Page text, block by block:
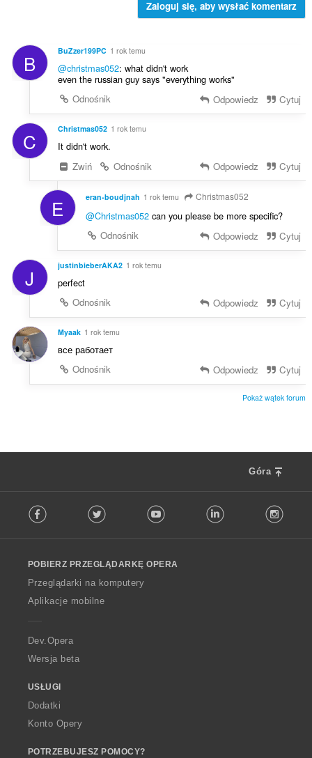
:a
c
e
n
:
Zaloguj się, aby wysłać komentarz
B BuZzer199PC 1 rok temu
@christmas052: what didn't work
even the russian guy says "everything works"
Odnośnik
Odpowiedz Cytuj
C Christmas052 1 rok temu
It didn't work.
Zwiń
Odnośnik Odpowiedz Cytuj
E eran-boudjnah 1 rok temu Christmas052
@Christmas052can you please be more specific?
Odnośnik
Odpowiedz Cytuj
J justinbieberAKA2 1 rok temu
perfect
Odnośnik
Odpowiedz Cytuj
Myaak 1 rok temu
все работает
Odnośnik
Odpowiedz Cytuj
Pokaż wątek forum
Góra
o
w
O
p
a
Facebook Twitter Youtube LinkedIn
POBIERZ PRZEGLĄDARKĘ OPERA
Przeglądarki na komputery
Aplikacje mobilne
Dev.Opera
Wersja beta
USŁUGI
Dodatki
Konto Opery
POTRZEBUJESZ POMOCY?